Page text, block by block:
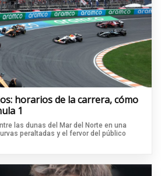
horarios de la carrera, cómo
1
las dunas del Mar del Norte en una
peraltadas y el fervor del público